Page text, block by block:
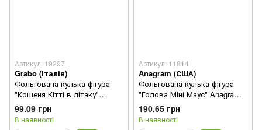
Артикул: 19297
Grabo (Італія)
Фольгована кулька фігура
"Кошеня Кітті в літаку"
червона Grabo 76x52 см
(1шт.)
99.09 грн
В наявності
Артикул: 11814
Anagram (США)
Фольгована кулька фігура
"Голова Міні Маус" Anagram
53х66 см. (1шт.)
190.65 грн
В наявності